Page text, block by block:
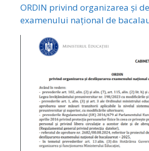
ORDIN privind organizarea și
examenului național de